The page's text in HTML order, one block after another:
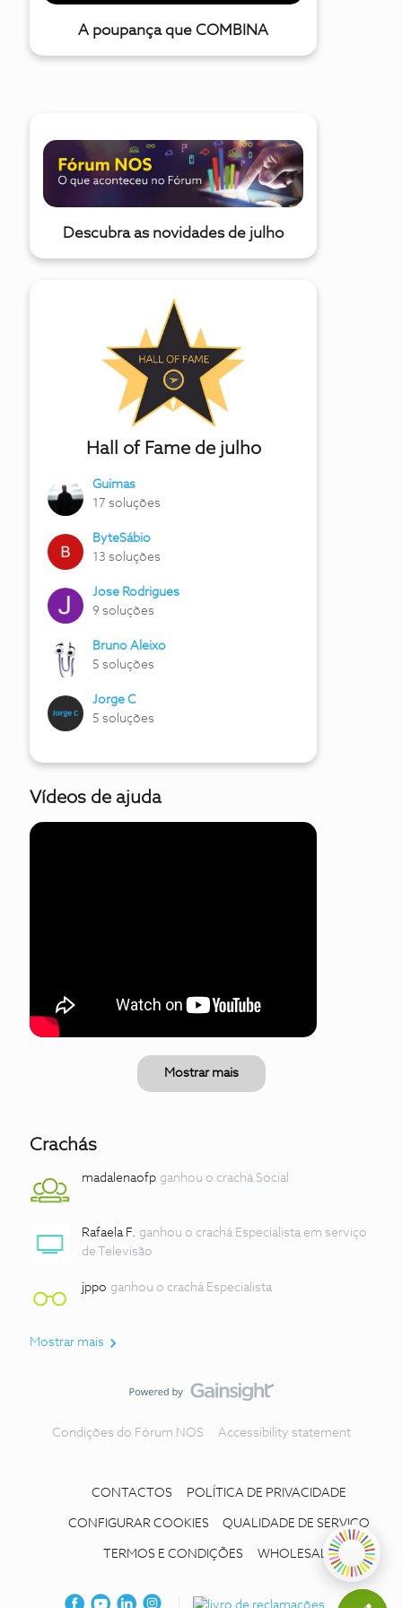
A poupança que COMBINA
Descubra as novidades de julho
Hall of Fame de julho
Guimas
17 soluções
ByteSábio
13 soluções
Jose Rodrigues
9 soluções
Bruno Aleixo
5 soluções
Jorge C
5 soluções
Vídeos de ajuda
Mostrar mais
Crachás
madalenaofp ganhou o crachá Social
Rafaela F. ganhou o crachá Especialista em serviço
de Televisão
jppo ganhou o crachá Especialista
Mostrar mais
Condições do Fórum NOS Accessibility statement
CONTACTOS POLÍTICA DE PRIVACIDADE
CONFIGURAR COOKIES QUALIDADE DE SERVIÇO
TERMOS E CONDIÇÕES WHOLESALE